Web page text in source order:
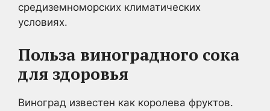
средиземноморских климатических
условиях.
Польза виноградного сока
для здоровья
Виноград известен как королева фруктов.